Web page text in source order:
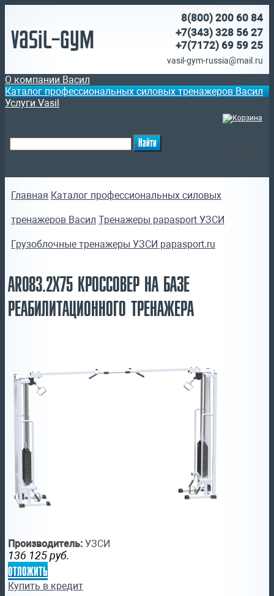
Vasil-Gym
8(800) 200 60 84
+7(343) 328 56 27
+7(7172) 69 59 25
vasil-gym-russia@mail.ru
О компании Васил
Каталог профессиональных силовых тренажеров Васил
Услуги Vasil
Главная Каталог профессиональных силовых
тренажеров Васил Тренажеры papasport УЗСИ
Грузоблочные тренажеры УЗСИ papasport.ru
AR083.2Х75 КРОССОВЕР НА БАЗЕ
РЕАБИЛИТАЦИОННОГО ТРЕНАЖЕРА
Производитель: УЗСИ
136 125 руб.
отложить
Купить в кредит